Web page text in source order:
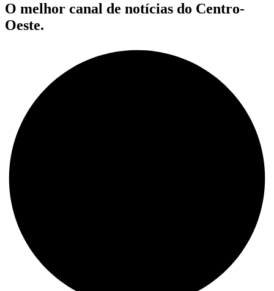
O melhor canal de notícias do Centro-
Oeste.